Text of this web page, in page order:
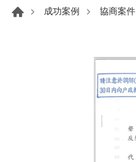
成功案例 協商案件